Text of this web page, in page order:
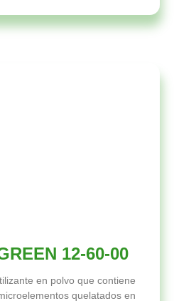
12-60-00
en polvo que contiene
quelatados en